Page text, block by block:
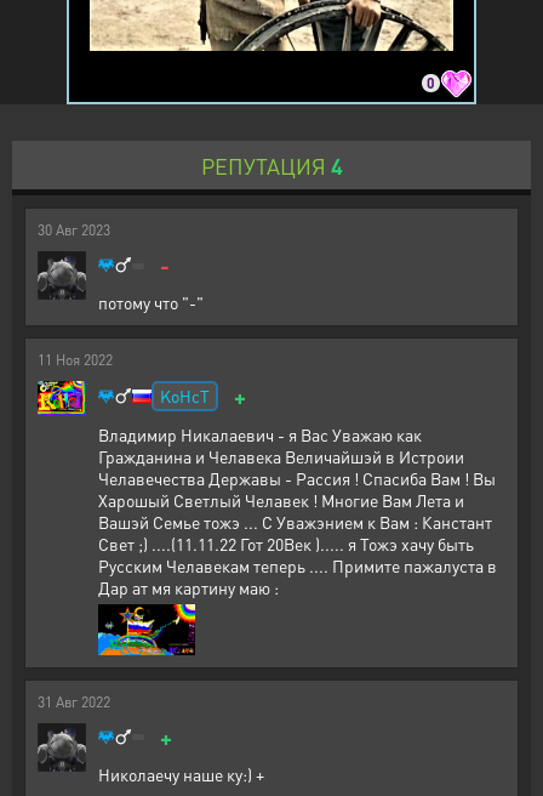
0
РЕПУТАЦИЯ 4
30 Авг 2023
-
потому что "-"
11 Ноя 2022
KoHcT +
Владимир Никалаевич - я Вас Уважаю как
Гражданина и Челавека Величайшэй в Истроии
Челавечества Державы - Рассия ! Спасиба Вам ! Вы
Харошый Светлый Челавек ! Многие Вам Лета и
Вашэй Семье тожэ ... С Уважэнием к Вам : Канстант
Свет ;) ....(11.11.22 Гот 20Век )..... я Тожэ хачу быть
Русским Челавекам теперь .... Примите пажалуста в
Дар ат мя картину маю :
31 Авг 2022
+
Николаечу наше ку:) +